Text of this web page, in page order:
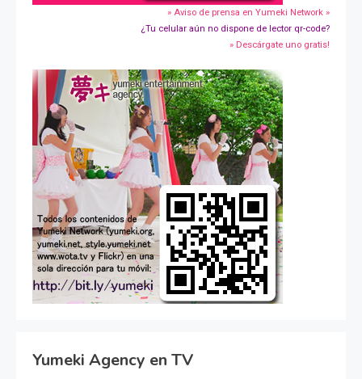
» Aviso de prensa en Yumeki Network »
¿Tu celular aún no dispone de lector qr-code?
» Descárgate uno gratis!
Yumeki Agency en TV